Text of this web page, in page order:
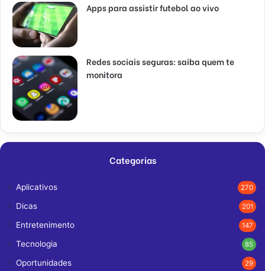
Apps para assistir futebol ao vivo
Redes sociais seguras: saiba quem te
monitora
Categorias
Aplicativos 270
Dicas 201
Entretenimento 147
Tecnologia 85
Oportunidades 29